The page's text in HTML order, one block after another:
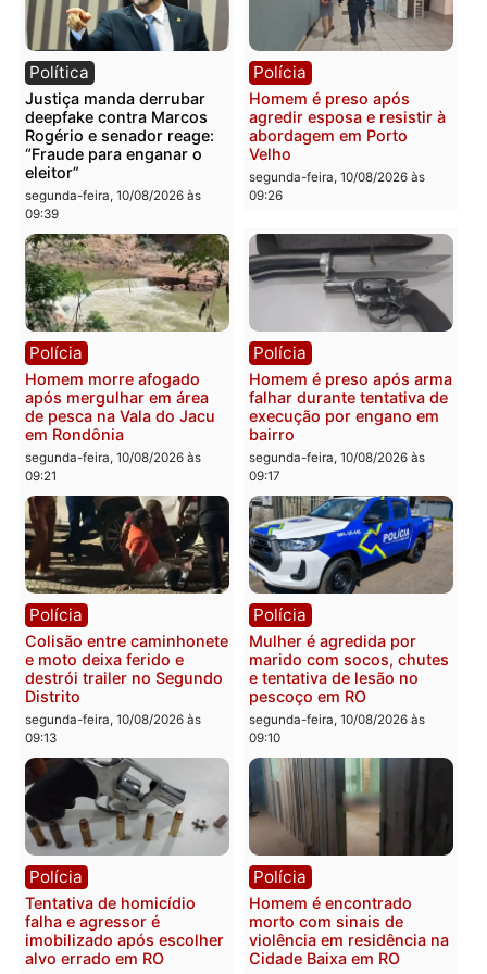
Política
ANO DE ELEIÇÃO, GREVE
À VISTA: professores
merecem valorização, mas
alunos não podem virar
instrumento político
segunda-feira, 10/08/2026 às
09:46
Política
MDB bate o martelo e
fecha apoio a Acir
para o Senado em
Rondônia
segunda-feira, 10/08/2026 às
09:41
Política
Justiça manda derrubar
deepfake contra Marcos
Rogério e senador reage:
“Fraude para enganar o
eleitor”
09:39
Polícia
Homem é preso após
agredir esposa e resistir
abordagem em Porto
Velho
segunda-feira, 10/08/2026 às
Polícia
Homem morre afogado
após mergulhar em área
de pesca na Vala do Jacu
em Rondônia
segunda-feira, 10/08/2026 às
Polícia
Homem é preso após
falhar durante tentativa
execução por engano em
bairro
segunda-feira, 10/08/2026 às
09:17
Polícia Polícia